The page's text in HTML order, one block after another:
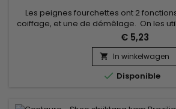
Les peignes fourchettes ont 2
coiffage, et une de démêlage. On les
une mise en pli en touche finale ou
boucles en waves. Vraiment idéal
bouclées !
€ 5,23
 In winkelwagen
 Disponible